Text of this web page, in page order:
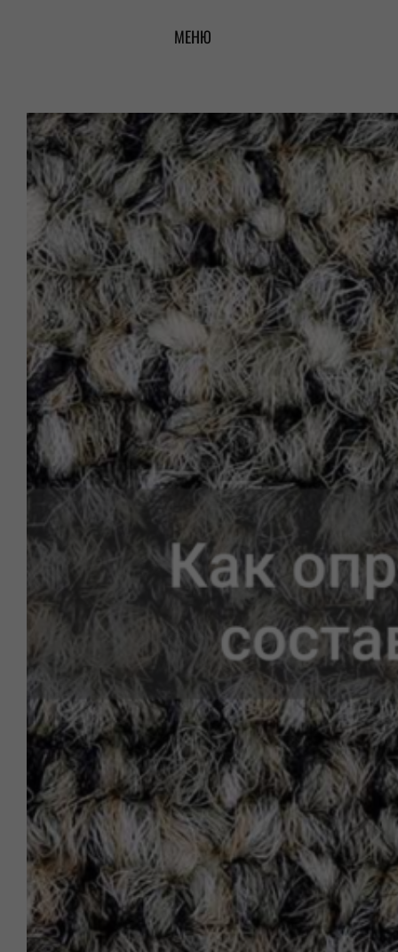
МЕНЮ